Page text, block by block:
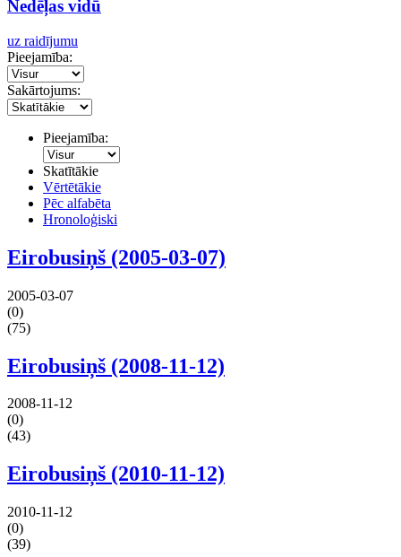
Nedēļas vidū
uz raidījumu
Pieejamība:
Sakārtojums:
Pieejamība:
Skatītākie
Vērtētākie
Pēc alfabēta
Hronoloģiski
Eirobusiņš (2005-03-07)
2005-03-07
(0)
(75)
Eirobusiņš (2008-11-12)
2008-11-12
(0)
(43)
Eirobusiņš (2010-11-12)
2010-11-12
(0)
(39)